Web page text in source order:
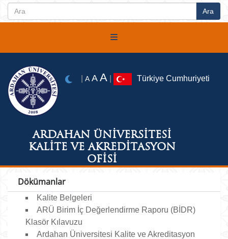
ARDAHAN ÜNİVERSİTESİ
KALİTE VE AKREDİTASYON
OFİSİ
A A A Türkiye Cumhuriyeti
Dökümanlar
Kalite Belgeleri
ARÜ Birim İç Değerlendirme Raporu (BİDR)
Klasör Kılavuzu
Ardahan Üniversitesi Kalite ve Akreditasyon